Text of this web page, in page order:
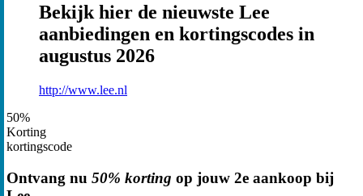
Bekijk hier de nieuwste Lee
aanbiedingen en kortingscodes in
augustus 2026
http://www.lee.nl
50%
Korting
kortingscode
Ontvang nu 50% korting op jouw 2e aankoop bij